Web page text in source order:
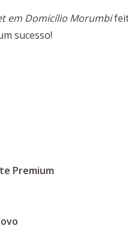
em Domicílio Morumbi
sucesso!
Premium